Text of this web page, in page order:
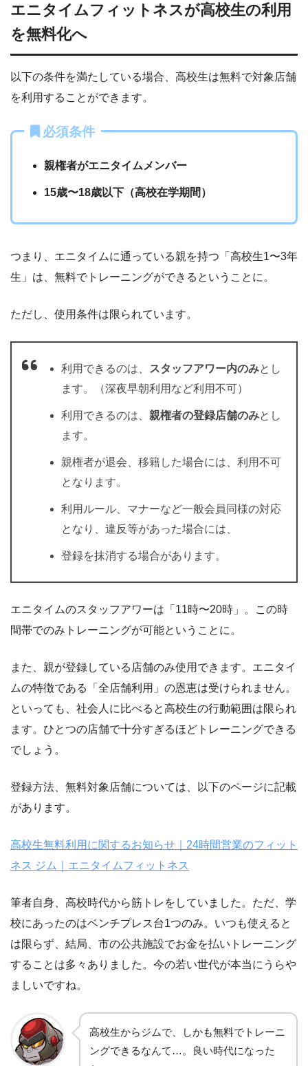
エニタイムフィットネスが高校生の利用
を無料化へ
以下の条件を満たしている場合、高校生は無料で対象店舗
を利用することができます。
必須条件
親権者がエニタイムメンバー
15歳〜18歳以下（高校在学期間）
つまり、エニタイムに通っている親を持つ「高校生1〜3年
生」は、無料でトレーニングができるということに。
ただし、使用条件は限られています。
利用できるのは、 スタッフアワー内のみとし
ます。（深夜早朝利用など利用不可）
利用できるのは、 親権者の登録店舗のみとし
ます。
親権者が退会、移籍した場合には、利用不可
となります。
利用ルール、マナーなど一般会員同様の対応
となり、違反等があった場合には、
登録を抹消する場合があります。
エニタイムのスタッフアワーは「11時〜20時」。この時
間帯でのみトレーニングが可能ということに。
また、親が登録している店舗のみ使用できます。エニタイ
ムの特徴である「全店舗利用」の恩恵は受けられません。
といっても、社会人に比べると高校生の行動範囲は限られ
ます。ひとつの店舗で十分すぎるほどトレーニングできる
でしょう。
登録方法、無料対象店舗については、以下のページに記載
があります。
高校生無料利用に関するお知らせ｜24時間営業のフィット
ネス ジム｜エニタイムフィットネス
筆者自身、高校時代から筋トレをしていました。ただ、学
校にあったのはベンチプレス台1つのみ。いつも使えると
は限らず、結局、市の公共施設でお金を払いトレーニング
することは多々ありました。今の若い世代が本当にうらや
ましいですね。
高校生からジムで、しかも無料でトレーニ
ングできるなんて…。良い時代になった